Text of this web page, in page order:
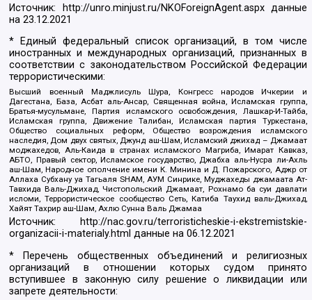
Источник: http://unro.minjust.ru/NKOForeignAgent.aspxданные
на23.12.2021
* Единый федеральный список организаций, в том числе
иностранных и международных организаций, признанных в
соответствии с законодательством Российской Федерации
террористическими:
Высший военный Маджлисуль Шура, Конгресс народов Ичкерии и
Дагестана, База, Асбат аль-Ансар, Священная война, Исламская группа,
Братья-мусульмане, Партия исламского освобождения, Лашкар-И-Тайба,
Исламская группа, Движение Талибан, Исламская партия Туркестана,
Общество социальных реформ, Общество возрождения исламского
наследия, Дом двух святых, Джунд аш-Шам, Исламский джихад – Джамаат
моджахедов, Аль-Каида в странах исламского Магриба, Имарат Кавказ,
АБТО, Правый сектор, Исламское государство, Джабха аль-Нусра ли-Ахль
аш-Шам, Народное ополчение имени К. Минина и Д. Пожарского, Аджр от
Аллаха Субхану уа Тагьаля SHAM, АУМ Синрике, Муджахеды джамаата Ат-
Тавхида Валь-Джихад, Чистопольский Джамаат, Рохнамо ба суи давлати
исломи, Террористическое сообщество Сеть, Катиба Таухид валь-Джихад,
Хайят Тахрир аш-Шам, Ахлю Сунна Валь Джамаа
Источник:
http://nac.gov.ru/terroristicheskie-i-ekstremistskie-
organizacii-i-materialy.html данные на06.12.2021
* Перечень общественных объединений и религиозных
организаций в отношении которых судом принято
вступившее в законную силу решение о ликвидации или
запрете деятельности: